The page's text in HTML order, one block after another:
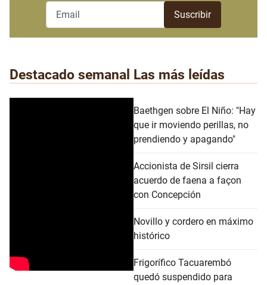
Destacado semanal Las más leídas
Baethgen sobre El Niño: "Hay
que ir moviendo perillas, no
prendiendo y apagando"
Accionista de Sirsil cierra
acuerdo de faena a façon
con Concepción
Novillo y cordero en máximo
histórico
Frigorífico Tacuarembó
quedó suspendido para